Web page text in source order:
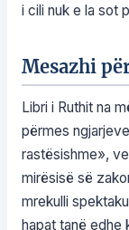
i cili nuk e la sot
Mesazhi
Libri i Ruthit na
përmes
rastësishme»,
mirësisë së
mrekulli
hapat tanë edhe